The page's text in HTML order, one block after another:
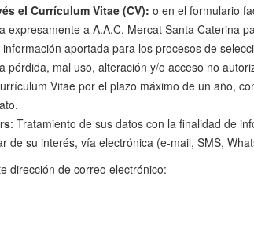
el Currículum Vitae (CV): o en el formulario
a A.A.C. Mercat Santa Caterina
aportada para los procesos de
mal uso, alteración y/o acceso no
Vitae por el plazo máximo de un año,
: Tratamiento de sus datos con la finalidad de
su interés, vía electrónica (e-mail, SMS,
dirección de correo electrónico: